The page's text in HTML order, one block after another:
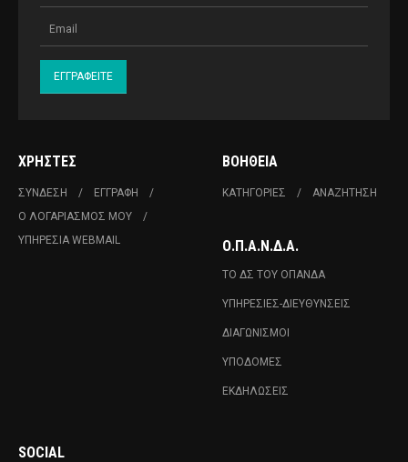
ΧΡΉΣΤΕΣ
ΣΎΝΔΕΣΗ
ΕΓΓΡΑΦΉ
Ο ΛΟΓΑΡΙΑΣΜΌΣ ΜΟΥ
ΥΠΗΡΕΣΊΑ WEBMAIL
ΒΟΉΘΕΙΑ
ΚΑΤΗΓΟΡΊΕΣ ΑΝΑΖΉΤΗΣΗ
Ο.Π.Α.Ν.Δ.Α.
ΤΟ ΔΣ ΤΟΥ ΟΠΑΝΔΑ
ΥΠΗΡΕΣΊΕΣ-ΔΙΕΥΘΎΝΣΕΙΣ
ΔΙΑΓΩΝΙΣΜΟΊ
ΥΠΟΔΟΜΈΣ
ΕΚΔΗΛΏΣΕΙΣ
SOCIAL